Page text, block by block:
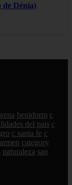
de Dénia)
benidorm c
del pais c
c santa fe c
category
naturaleza san